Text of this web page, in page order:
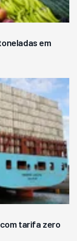
em
tarifa zero